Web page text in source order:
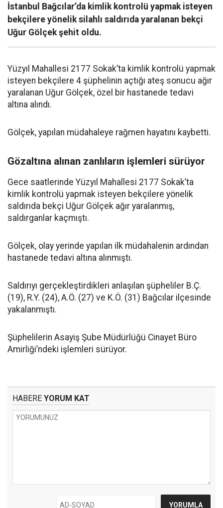
İstanbul Bağcılar’da kimlik kontrolü yapmak isteyen
bekçilere yönelik silahlı saldırıda yaralanan bekçi
Uğur Gölçek şehit oldu.
Yüzyıl Mahallesi 2177 Sokak’ta kimlik kontrolü yapmak
isteyen bekçilere 4 şüphelinin açtığı ateş sonucu ağır
yaralanan Uğur Gölçek, özel bir hastanede tedavi
altına alındı.
Gölçek, yapılan müdahaleye rağmen hayatını kaybetti.
Gözaltına alınan zanlıların işlemleri sürüyor
Gece saatlerinde Yüzyıl Mahallesi 2177 Sokak’ta
kimlik kontrolü yapmak isteyen bekçilere yönelik
saldırıda bekçi Uğur Gölçek ağır yaralanmış,
saldırganlar kaçmıştı.
Gölçek, olay yerinde yapılan ilk müdahalenin ardından
hastanede tedavi altına alınmıştı.
Saldırıyı gerçekleştirdikleri anlaşılan şüpheliler B.Ç.
(19), R.Y. (24), A.Ö. (27) ve K.Ö. (31) Bağcılar ilçesinde
yakalanmıştı.
Şüphelilerin Asayiş Şube Müdürlüğü Cinayet Büro
Amirliği’ndeki işlemleri sürüyor.
HABERE YORUM KAT